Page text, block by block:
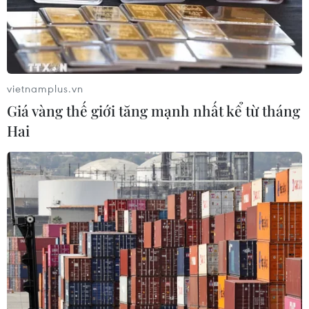
vietnamplus.vn
Giá vàng thế giới tăng mạnh nhất kể từ tháng
Hai